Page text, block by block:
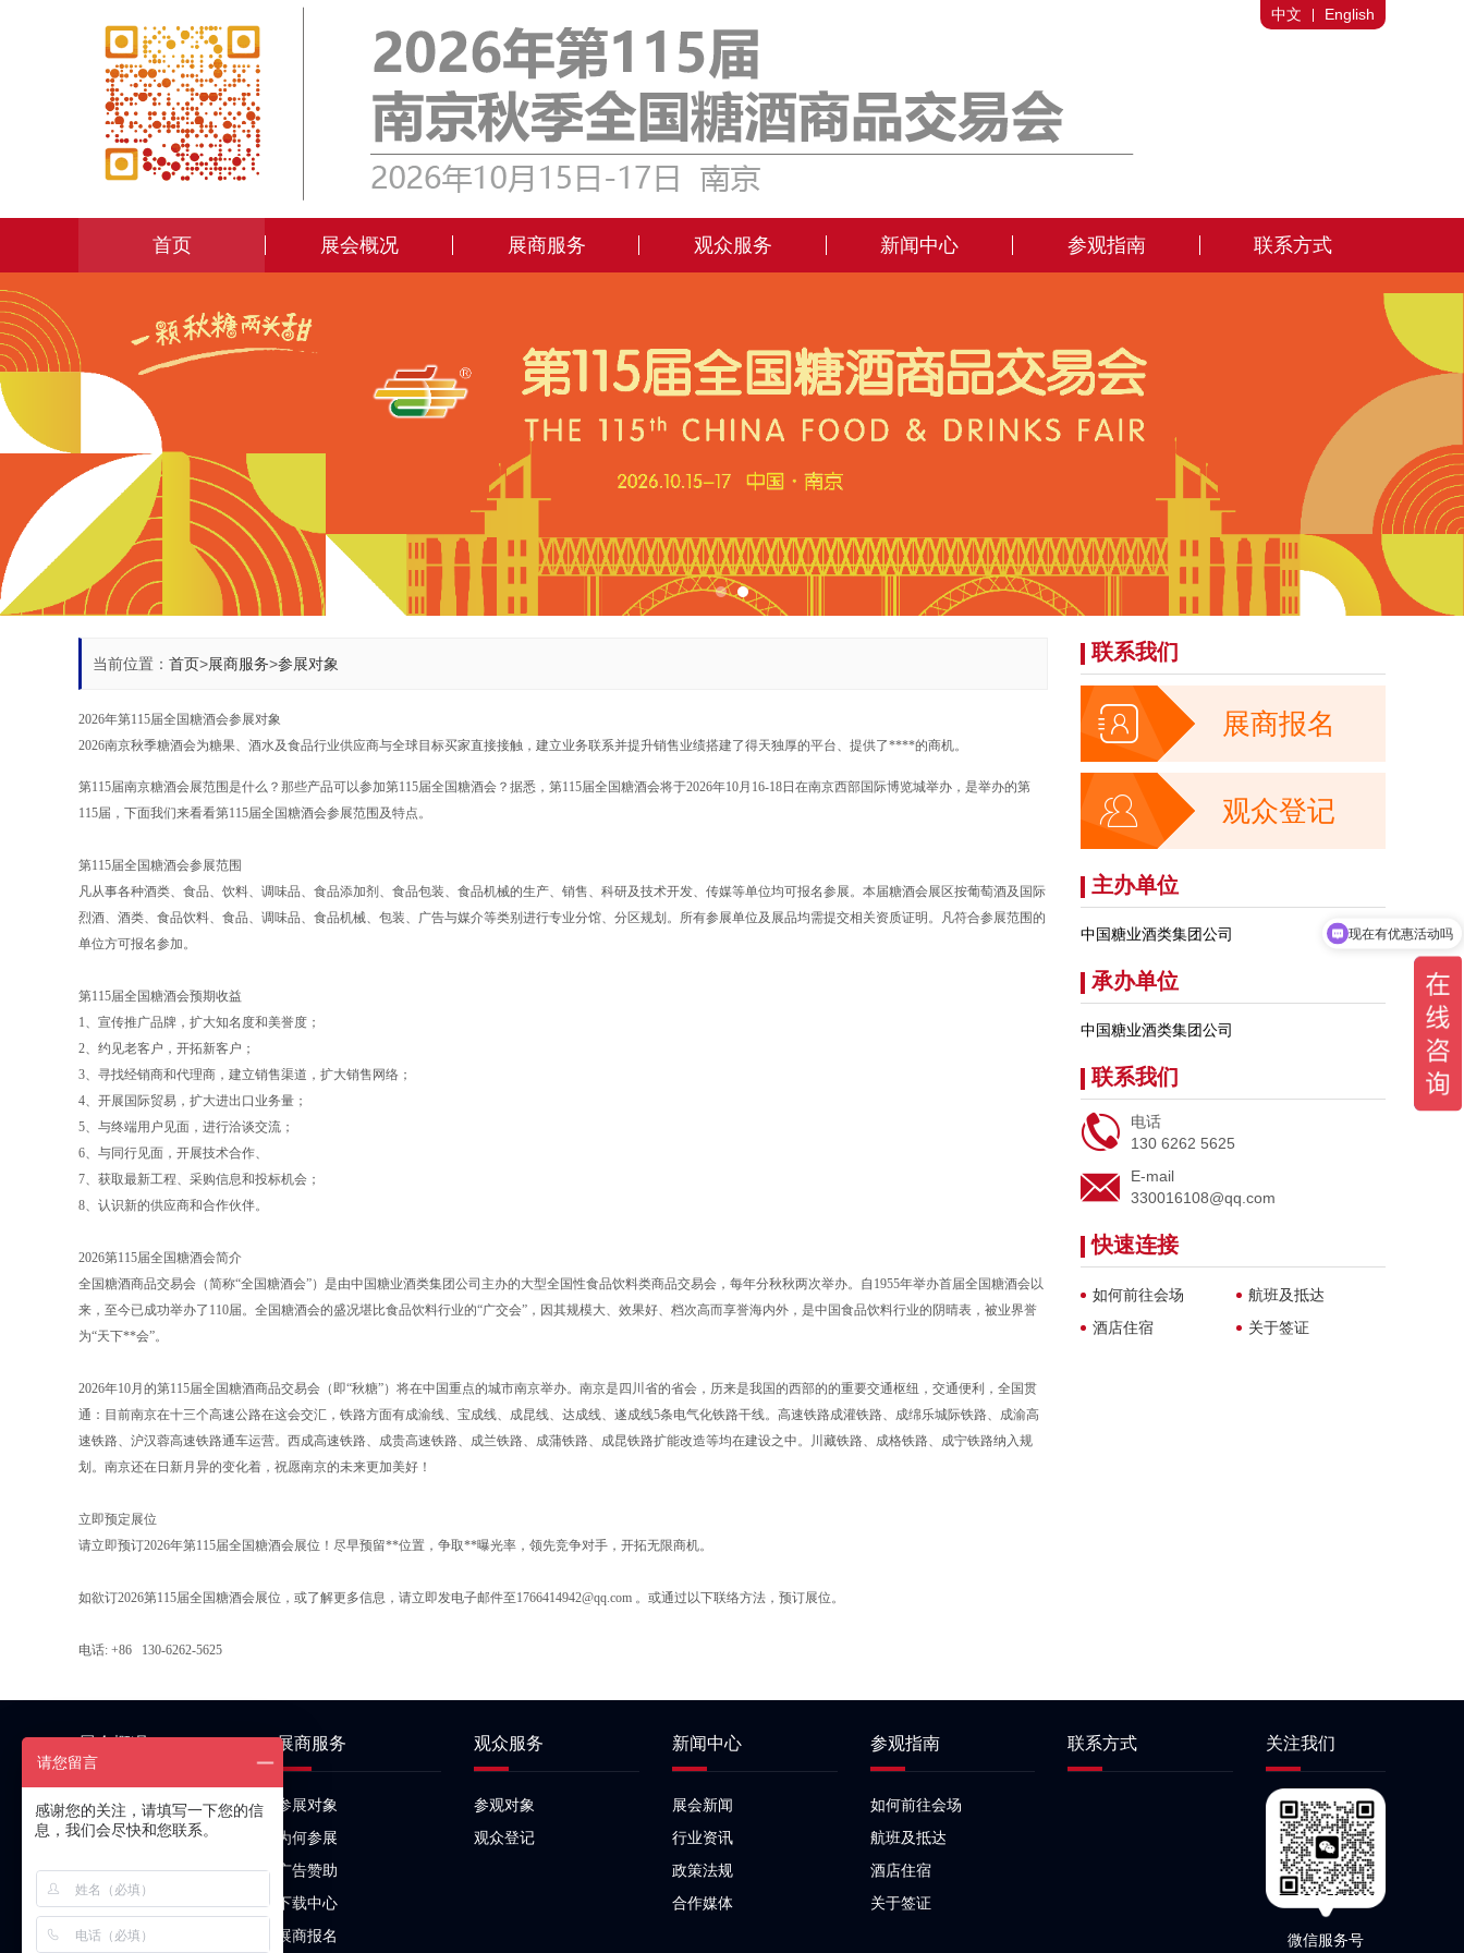
中文 English
首页 展会概况 展商服务 观众服务 新闻中心 参观指南 联系方式
联系我们
 展商报名
 观众登记
主办单位
中国糖业酒类集团公司
承办单位
中国糖业酒类集团公司
联系我们

电话
130 6262 5625

E-mail
330016108@qq.com
快速连接
如何前往会场
航班及抵达
酒店住宿
关于签证
当前位置： 首页>展商服务>参展对象
2026年第115届全国糖酒会参展对象
2026南京秋季糖酒会为糖果、酒水及食品行业供应商与全球目标买家直接接触，建立业务联系并提升销售业绩搭建了得天独厚的平台、提供了****的商机。
第115届南京糖酒会展范围是什么？那些产品可以参加第115届全国糖酒会？据悉，第115届全国糖酒会将于2026年10月16-18日在南京西部国际博览城举办，是举办的第
115届，下面我们来看看第115届全国糖酒会参展范围及特点。
第115届全国糖酒会参展范围
凡从事各种酒类、食品、饮料、调味品、食品添加剂、食品包装、食品机械的生产、销售、科研及技术开发、传媒等单位均可报名参展。本届糖酒会展区按葡萄酒及国际
烈酒、酒类、食品饮料、食品、调味品、食品机械、包装、广告与媒介等类别进行专业分馆、分区规划。所有参展单位及展品均需提交相关资质证明。凡符合参展范围的
单位方可报名参加。
第115届全国糖酒会预期收益
1、宣传推广品牌，扩大知名度和美誉度；
2、约见老客户，开拓新客户；
3、寻找经销商和代理商，建立销售渠道，扩大销售网络；
4、开展国际贸易，扩大进出口业务量；
5、与终端用户见面，进行洽谈交流；
6、与同行见面，开展技术合作、
7、获取最新工程、采购信息和投标机会；
8、认识新的供应商和合作伙伴。
2026第115届全国糖酒会简介
全国糖酒商品交易会（简称“全国糖酒会”）是由中国糖业酒类集团公司主办的大型全国性食品饮料类商品交易会，每年分秋秋两次举办。自1955年举办首届全国糖酒会以
来，至今已成功举办了110届。全国糖酒会的盛况堪比食品饮料行业的“广交会”，因其规模大、效果好、档次高而享誉海内外，是中国食品饮料行业的阴晴表，被业界誉
为“天下**会”。
2026年10月的第115届全国糖酒商品交易会（即“秋糖”）将在中国重点的城市南京举办。南京是四川省的省会，历来是我国的西部的的重要交通枢纽，交通便利，全国贯
通：目前南京在十三个高速公路在这会交汇，铁路方面有成渝线、宝成线、成昆线、达成线、遂成线5条电气化铁路干线。高速铁路成灌铁路、成绵乐城际铁路、成渝高
速铁路、沪汉蓉高速铁路通车运营。西成高速铁路、成贵高速铁路、成兰铁路、成蒲铁路、成昆铁路扩能改造等均在建设之中。川藏铁路、成格铁路、成宁铁路纳入规
划。南京还在日新月异的变化着，祝愿南京的未来更加美好！
立即预定展位
请立即预订2026年第115届全国糖酒会展位！尽早预留**位置，争取**曝光率，领先竞争对手，开拓无限商机。
如欲订2026第115届全国糖酒会展位，或了解更多信息，请立即发电子邮件至1766414942@qq.com 。或通过以下联络方法，预订展位。
电话: +86 130-6262-5625
展会概况
关于展会
组织单位
同期活动
关于我们
展商服务
参展对象
为何参展
广告赞助
下载中心
展商报名
观众服务
参观对象
观众登记
新闻中心
展会新闻
行业资讯
政策法规
合作媒体
参观指南
如何前往会场
航班及抵达
酒店住宿
关于签证
联系方式 关注我们
微信服务号
现在有优惠活动吗
请您留言
感谢您的关注，请填写一下您的信
息，我们会尽快和您联系。